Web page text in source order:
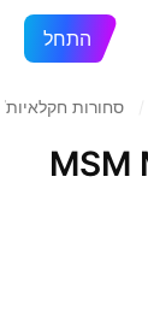
התחל
סחורות
MSM